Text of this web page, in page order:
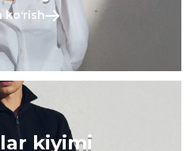
koʻrish
kiyimi